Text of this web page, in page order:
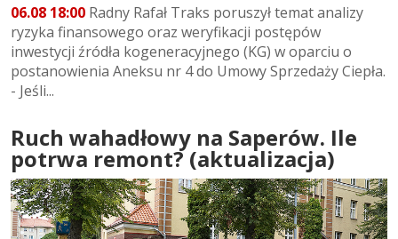
06.08 18:00 Radny Rafał Traks poruszył temat analizy
ryzyka finansowego oraz weryfikacji postępów
inwestycji źródła kogeneracyjnego (KG) w oparciu o
postanowienia Aneksu nr 4 do Umowy Sprzedaży Ciepła.
- Jeśli...
Ruch wahadłowy na Saperów. Ile
potrwa remont? (aktualizacja)